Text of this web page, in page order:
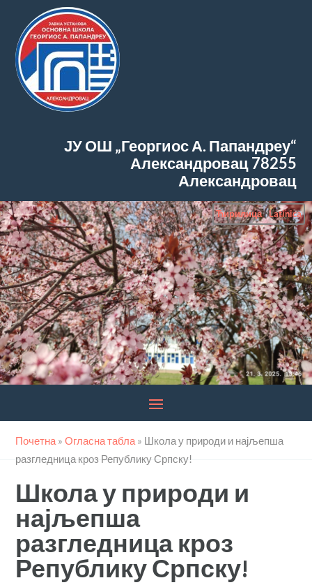
ЈУ ОШ „Георгиос А. Папандреу“
Александровац78255
Александровац
Ћирилица|Latinica
Почетна »Огласна табла » Школа у природи и најљепша
разгледница кроз Републику Српску!
Школа у природи и
најљепша
разгледница кроз
Републику Српску!